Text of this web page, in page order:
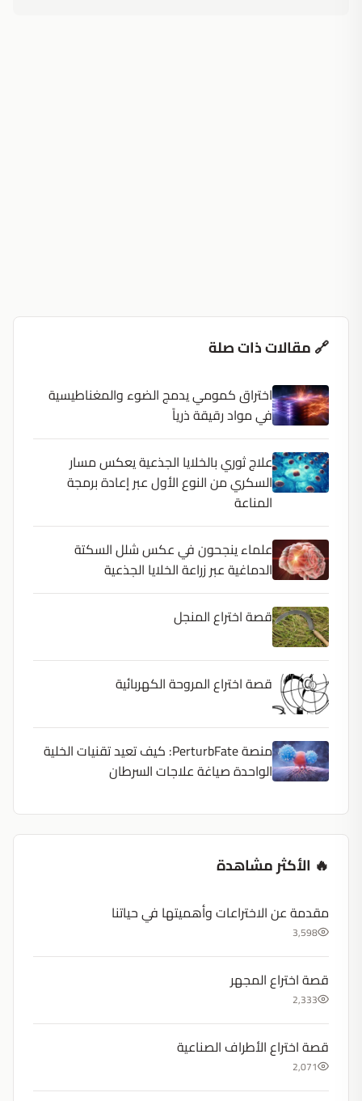
🔗 مقالات ذات صلة
اختراق كمومي يدمج الضوء والمغناطيسية
في مواد رقيقة ذرياً
علاج ثوري بالخلايا الجذعية يعكس مسار
السكري من النوع الأول عبر إعادة برمجة
المناعة
علماء ينجحون في عكس شلل السكتة
الدماغية عبر زراعة الخلايا الجذعية
قصة اختراع المنجل
قصة اختراع المروحة الكهربائية
منصة PerturbFate: كيف تعيد تقنيات الخلية
الواحدة صياغة علاجات السرطان
🔥 الأكثر مشاهدة
مقدمة عن الاختراعات وأهميتها في حياتنا
3,598
قصة اختراع المجهر
2,333
قصة اختراع الأطراف الصناعية
2,071